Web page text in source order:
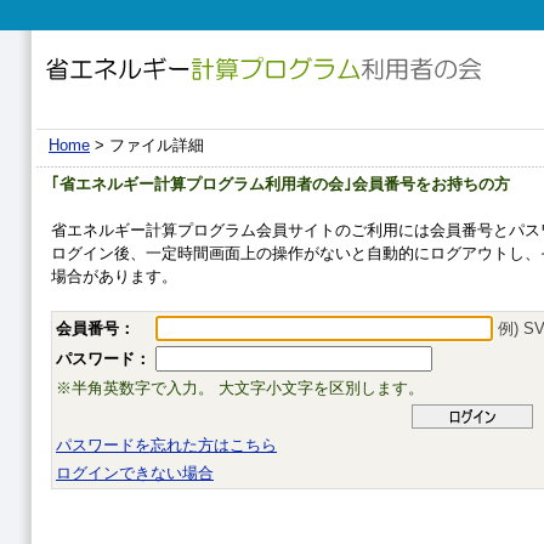
Home > ファイル詳細
｢省エネルギー計算プログラム利用者の会｣会員番号をお持ちの方
省エネルギー計算プログラム会員サイトのご利用には会員番号とパ
ログイン後、一定時間画面上の操作がないと自動的にログアウトし
場合があります。
会員番号：
例)
パスワード：
※半角英数字で入力。 大文字小文字を区別します。
パスワードを忘れた方はこちら
ログインできない場合